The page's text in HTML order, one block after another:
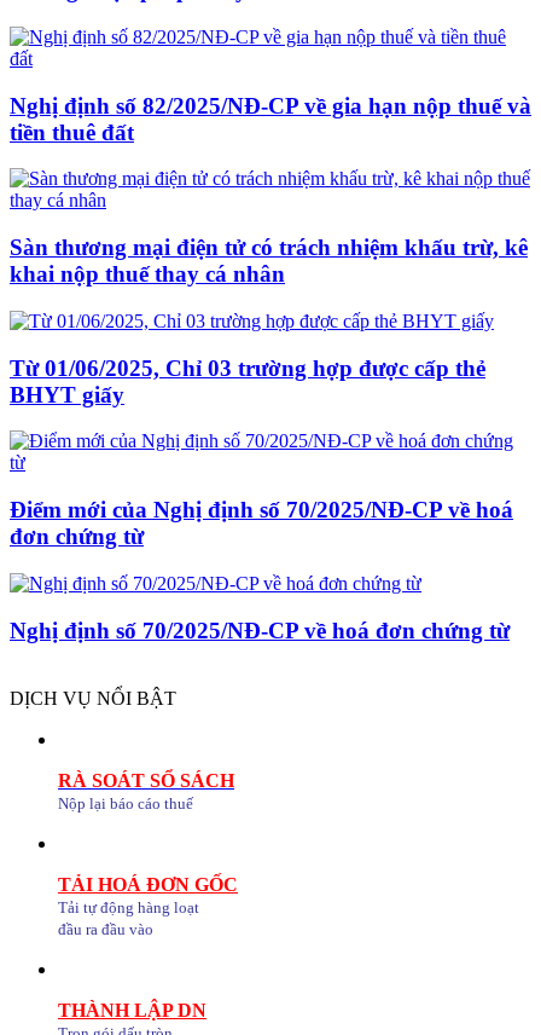
Nghị định số 82/2025/NĐ-CP về gia hạn nộp thuế và
tiền thuê đất
Sàn thương mại điện tử có trách nhiệm khấu trừ, kê
khai nộp thuế thay cá nhân
Từ 01/06/2025, Chỉ 03 trường hợp được cấp thẻ
BHYT giấy
Điểm mới của Nghị định số 70/2025/NĐ-CP về hoá
đơn chứng từ
Nghị định số 70/2025/NĐ-CP về hoá đơn chứng từ
DỊCH VỤ NỔI BẬT
RÀ SOÁT SỔ SÁCH
Nộp lại báo cáo thuế
TẢI HOÁ ĐƠN GỐC
Tải tự động hàng loạt
đầu ra đầu vào
THÀNH LẬP DN